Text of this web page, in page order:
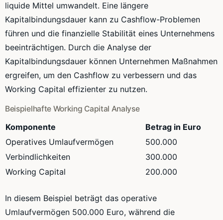
liquide Mittel umwandelt. Eine längere
Kapitalbindungsdauer kann zu Cashflow-Problemen
führen und die finanzielle Stabilität eines Unternehmens
beeinträchtigen. Durch die Analyse der
Kapitalbindungsdauer können Unternehmen Maßnahmen
ergreifen, um den Cashflow zu verbessern und das
Working Capital effizienter zu nutzen.
Beispielhafte Working Capital Analyse
Komponente
Betrag in Euro
Operatives Umlaufvermögen
500.000
Verbindlichkeiten
300.000
Working Capital
200.000
In diesem Beispiel beträgt das operative
Umlaufvermögen 500.000 Euro, während die